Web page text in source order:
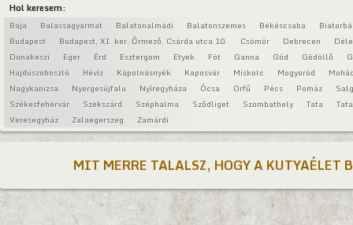
Hol keresem:
Baja Balassagyarmat Balatonalmádi Balatonszemes Békéscsaba
Budapest
Budapest, XI. ker. Őrmező, Csárda utca 10. Csömör Debrecen
Dunakeszi
Eger Érd Esztergom Etyek Fót Ganna Göd Gödöllő
Hajdúszoboszló
Hévíz Kápolnásnyék Kaposvár Miskolc Mogyoród
Nagykanizsa
Nyergesújfalu Nyíregyháza Ócsa Orfű Pécs Pomáz
Székesfehérvár
Szekszárd Széphalma Sződliget Szombathely Tata
Veresegyház
Zalaegerszeg Zamárdi
MIT MERRE TALALSZ, HOGY A KUTYAÉLET